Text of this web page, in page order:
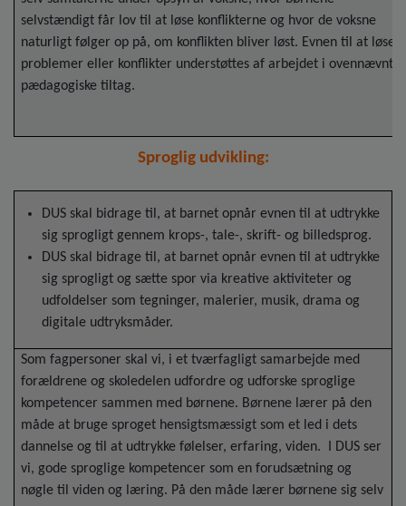
selvstændigt får lov til at løse konflikterne og hvor de voksne
naturligt følger op på, om konflikten bliver løst. Evnen til at løse
problemer eller konflikter understøttes af arbejdet i ovennævnte
pædagogiske tiltag.
Sproglig udvikling:
DUS skal bidrage til, at barnet opnår evnen til at udtrykke
sig sprogligt gennem krops-, tale-, skrift- og billedsprog.
DUS skal bidrage til, at barnet opnår evnen til at udtrykke
sig sprogligt og sætte spor via kreative aktiviteter og
udfoldelser som tegninger, malerier, musik, drama og
digitale udtryksmåder.
Som fagpersoner skal vi, i et tværfagligt samarbejde med
forældrene og skoledelen udfordre og udforske sproglige
kompetencer sammen med børnene. Børnene lærer på den
måde at bruge sproget hensigtsmæssigt som et led i dets
dannelse og til at udtrykke følelser, erfaring, viden. I DUS ser
vi, gode sproglige kompetencer som en forudsætning og
nøgle til viden og læring. På den måde lærer børnene sig selv